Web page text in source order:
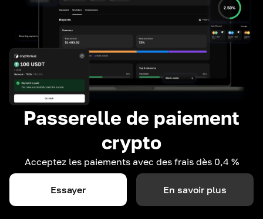
Passerelle de paiement
crypto
Acceptez les paiements avec des frais dès 0,4 %
Essayer En savoir plus